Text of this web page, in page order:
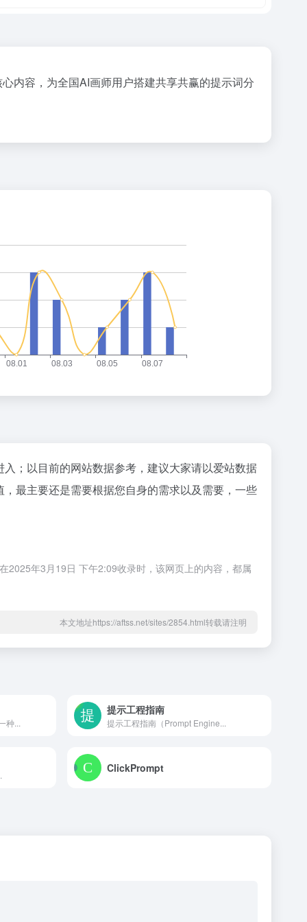
内容，为全国AI画师用户搭建共享共赢的提示词分
入；以目前的网站数据参考，建议大家请以爱站数据
最主要还是需要根据您自身的需求以及需要，一些
2025年3月19日 下午2:09收录时，该网页上的内容，都属
本文地址https://aftss.net/sites/2854.html转载请注明
种...
提示工程指南
提示工程指南（Prompt Engine...
ClickPrompt